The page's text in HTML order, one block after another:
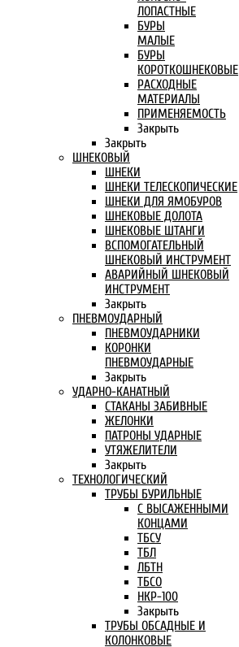
ЛОПАСТНЫЕ
БУРЫ
МАЛЫЕ
БУРЫ
КОРОТКОШНЕКОВЫЕ
РАСХОДНЫЕ
МАТЕРИАЛЫ
ПРИМЕНЯЕМОСТЬ
Закрыть
Закрыть
ШНЕКОВЫЙ
ШНЕКИ
ШНЕКИ ТЕЛЕСКОПИЧЕСКИЕ
ШНЕКИ ДЛЯ ЯМОБУРОВ
ШНЕКОВЫЕ ДОЛОТА
ШНЕКОВЫЕ ШТАНГИ
ВСПОМОГАТЕЛЬНЫЙ
ШНЕКОВЫЙ ИНСТРУМЕНТ
АВАРИЙНЫЙ ШНЕКОВЫЙ
ИНСТРУМЕНТ
Закрыть
ПНЕВМОУДАРНЫЙ
ПНЕВМОУДАРНИКИ
КОРОНКИ
ПНЕВМОУДАРНЫЕ
Закрыть
УДАРНО-КАНАТНЫЙ
СТАКАНЫ ЗАБИВНЫЕ
ЖЕЛОНКИ
ПАТРОНЫ УДАРНЫЕ
УТЯЖЕЛИТЕЛИ
Закрыть
ТЕХНОЛОГИЧЕСКИЙ
ТРУБЫ БУРИЛЬНЫЕ
С ВЫСАЖЕННЫМИ
КОНЦАМИ
ТБСУ
ТБЛ
ЛБТН
ТБСО
НКР-100
Закрыть
ТРУБЫ ОБСАДНЫЕ И
КОЛОНКОВЫЕ